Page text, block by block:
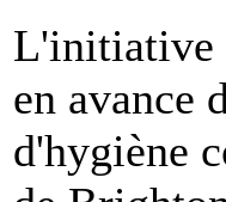
L'initiative
en avance
d'hygiène